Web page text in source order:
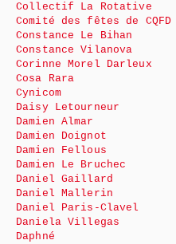
Collectif La Rotative
Comité des fêtes de CQFD
Constance Le Bihan
Constance Vilanova
Corinne Morel Darleux
Cosa Rara
Cynicom
Daisy Letourneur
Damien Almar
Damien Doignot
Damien Fellous
Damien Le Bruchec
Daniel Gaillard
Daniel Mallerin
Daniel Paris-Clavel
Daniela Villegas
Daphné